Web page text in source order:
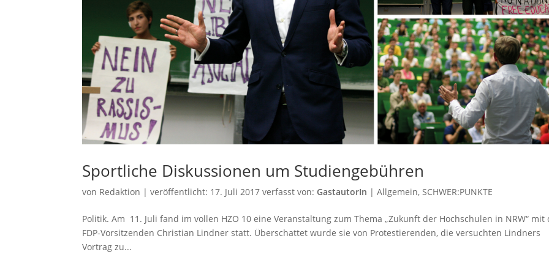
Sportliche Diskussionen um Studiengebühren
von Redaktion |veröffentlicht: 17. Juli 2017 verfasst von: GastautorIn |Allgemein, SCHWER:PUNKTE
Politik. Am 11. Juli fand im vollen HZO 10 eine Veranstaltung zum Thema „Zukunft der Hochschulen in NRW“ mit
FDP-Vorsitzenden Christian Lindner statt. Überschattet wurde sie von Protestierenden, die versuchten Lindners
Vortrag zu...